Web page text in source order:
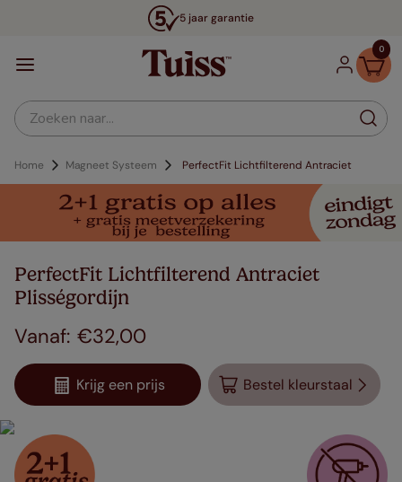
5 jaar garantie
0
Zoeken naar...
Home Magneet Systeem PerfectFit Lichtfilterend Antraciet
PerfectFit Lichtfilterend Antraciet
Plisségordijn
€32,00
Krijg een prijs Bestel kleurstaal